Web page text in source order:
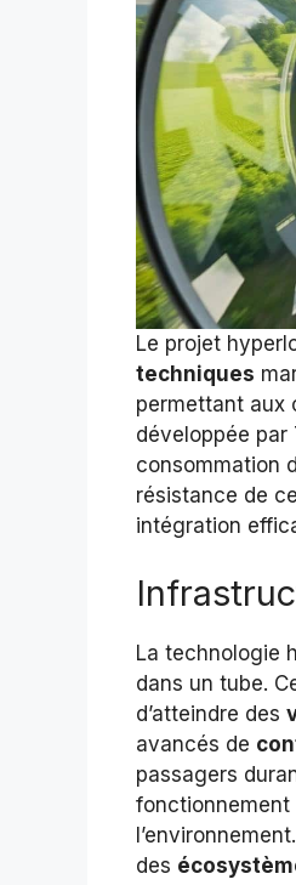
Le projet
techniques
permettant aux
développée
consommation
résistance de
intégration
La technologie
dans un tube.
d’atteindre des
avancés de
passagers
fonctionnement
des